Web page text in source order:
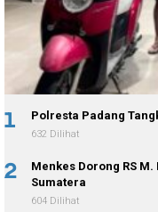
1 Polresta Padang
632 Dilihat
2
Menkes Dorong RS
Sumatera
604 Dilihat